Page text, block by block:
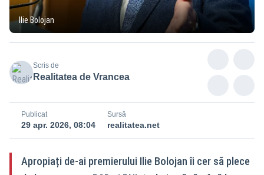
Ilie Bolojan
Scris de
Realitatea de Vrancea
Publicat
29 apr. 2026, 08:04
Sursă
realitatea.net
Apropiați de-ai premierului Ilie Bolojan îi cer să plece